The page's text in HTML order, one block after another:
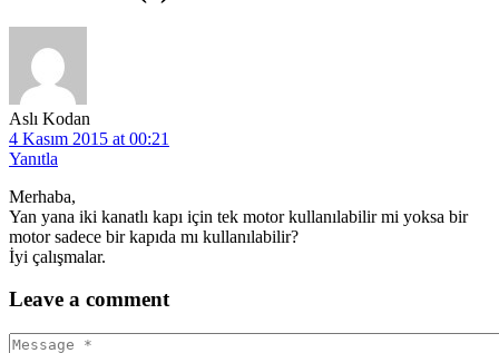
Aslı Kodan
4 Kasım 2015 at 00:21
Yanıtla
Merhaba,
Yan yana iki kanatlı kapı için tek motor kullanılabilir mi yoksa bir
motor sadece bir kapıda mı kullanılabilir?
İyi çalışmalar.
Leave a comment